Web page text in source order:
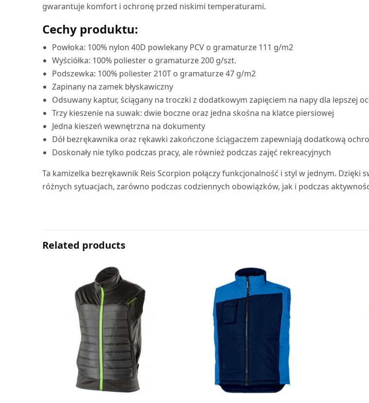
gwarantuje komfort i ochronę przed niskimi temperaturami.
Cechy produktu:
Powłoka: 100% nylon 40D powlekany PCV o gramaturze 111 g/m2
Wyściółka: 100% poliester o gramaturze 200 g/szt.
Podszewka: 100% poliester 210T o gramaturze 47 g/m2
Zapinany na zamek błyskawiczny
Odsuwany kaptur, ściągany na troczki z dodatkowym zapięciem na napy dla lepszej
Trzy kieszenie na suwak: dwie boczne oraz jedna skośna na klatce piersiowej
Jedna kieszeń wewnętrzna na dokumenty
Dół bezrękawnika oraz rękawki zakończone ściągaczem zapewniają dodatkową
Doskonały nie tylko podczas pracy, ale również podczas zajęć rekreacyjnych
Ta kamizelka bezrękawnik Reis Scorpion połączy funkcjonalność i styl w jednym.
różnych sytuacjach, zarówno podczas codziennych obowiązków, jak i podczas
Related products